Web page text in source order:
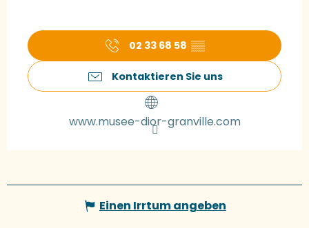
02 33 68 58 ▒▒
Kontaktieren Sie uns
www.musee-dior-granville.com
Einen Irrtum angeben